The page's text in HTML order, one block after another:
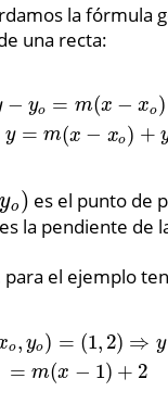
la fórmula
una recta:
− yo = m(x − xo)
y = m(x − xo) +
=m (x− xo ⇒y=m(x −xo)
yo )
o)
es el punto de
la pendiente de
para el ejemplo
o, yo) = (1, 2) ⇒ y
= m(x − 1) + 2
,yo)=(1 2)⇒y= m( x−1 )+